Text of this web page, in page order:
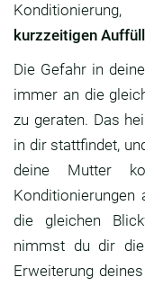
kurzzeitigen
Die Gefahr in
immer an die
zu geraten. Das
in dir stattfindet,
deine Mutter
Konditionierungen
die gleichen
nimmst du dir die
Erweiterung